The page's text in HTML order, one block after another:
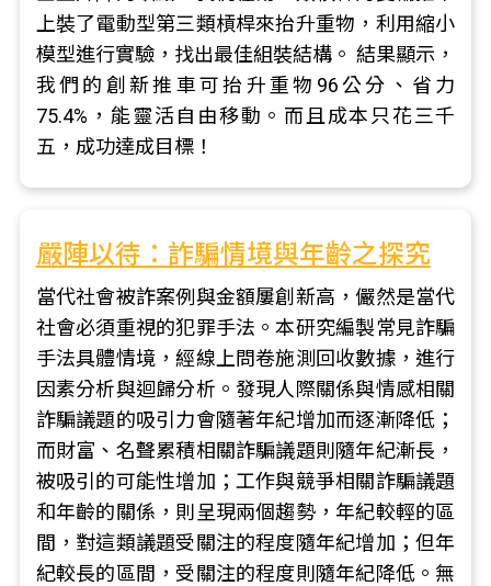
上裝了電動型第三類槓桿來抬升重物，利用縮小
模型進行實驗，找出最佳組裝結構。 結果顯示，
我們的創新推車可抬升重物96公分、省力
75.4%，能靈活自由移動。而且成本只花三千
五，成功達成目標！
嚴陣以待：詐騙情境與年齡之探究
當代社會被詐案例與金額屢創新高，儼然是當代
社會必須重視的犯罪手法。本研究編製常見詐騙
手法具體情境，經線上問卷施測回收數據，進行
因素分析與迴歸分析。發現人際關係與情感相關
詐騙議題的吸引力會隨著年紀增加而逐漸降低；
而財富、名聲累積相關詐騙議題則隨年紀漸長，
被吸引的可能性增加；工作與競爭相關詐騙議題
和年齡的關係，則呈現兩個趨勢，年紀較輕的區
間，對這類議題受關注的程度隨年紀增加；但年
紀較長的區間，受關注的程度則隨年紀降低。無